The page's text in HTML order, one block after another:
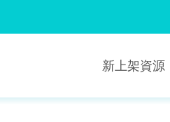
新上架資源